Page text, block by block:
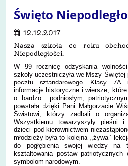
Święto
12.12.2017
Nasza szkoła co roku
Niepodległości.
W 99 rocznicę odzyskania wolności
szkoły uczestniczyła we Mszy Świętej
pocztu sztandarowego. Klasy 7A
informacje historyczne i wiersze, które
o bardzo podniosłym,
powstała dzięki Pani Małgorzacie
Świstowi, którzy zadbali o
Wszystkiemu towarzyszyły pieśni
dzieci pod kierownictwem
młodzieży była to kolejna ,,żywa’’
do pogłębienia swojej wiedzy na
kształtowania postaw
symbolom narodowym.